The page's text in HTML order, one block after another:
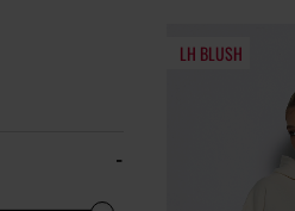
LH BLUSH